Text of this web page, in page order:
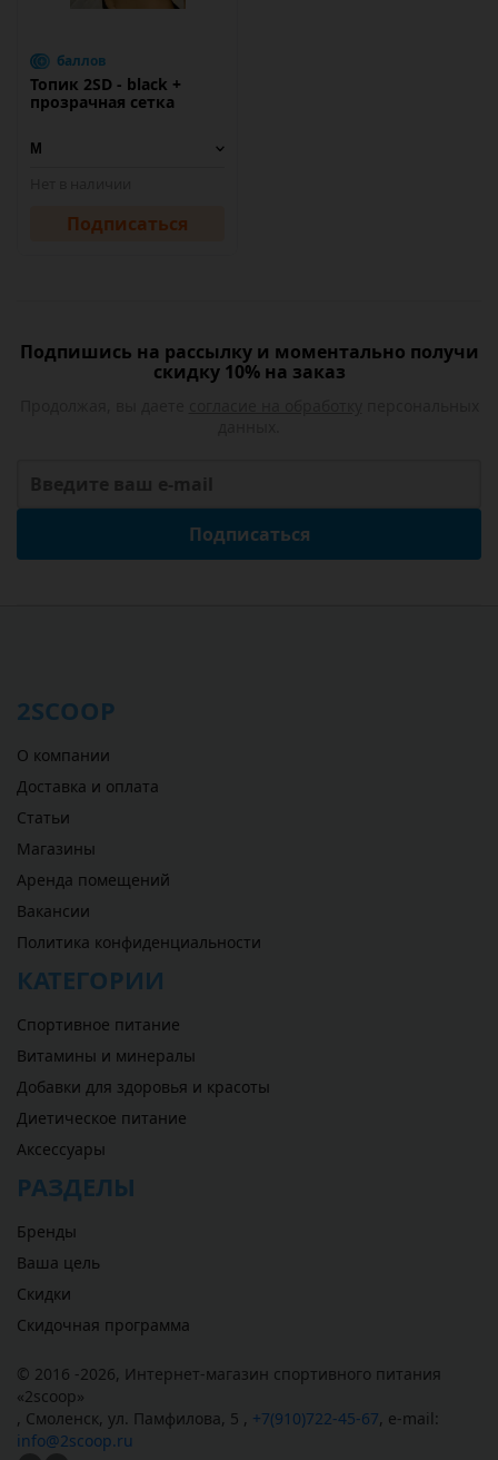
баллов
Топик 2SD - black +
прозрачная сетка
Подписаться
Подпишись на рассылку и моментально получи
скидку 10% на заказ
Подписаться
2SCOOP
О компании
Доставка и оплата
Статьи
Магазины
Аренда помещений
Вакансии
Политика конфиденциальности
КАТЕГОРИИ
Спортивное питание
Витамины и минералы
Добавки для здоровья и красоты
Диетическое питание
Аксессуары
РАЗДЕЛЫ
Бренды
Ваша цель
Скидки
Скидочная программа
© 2016 -2026, Интернет-магазин спортивного питания
«2scoop»
, Смоленск, ул. Памфилова, 5 , +7(910)722-45-67, e-mail:
info@2scoop.ru